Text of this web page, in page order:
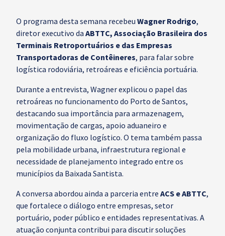
O programa desta semana recebeu Wagner Rodrigo,
diretor executivo da ABTTC, Associação Brasileira dos
Terminais Retroportuários e das Empresas
Transportadoras de Contêineres, para falar sobre
logística rodoviária, retroáreas e eficiência portuária.
Durante a entrevista, Wagner explicou o papel das
retroáreas no funcionamento do Porto de Santos,
destacando sua importância para armazenagem,
movimentação de cargas, apoio aduaneiro e
organização do fluxo logístico. O tema também passa
pela mobilidade urbana, infraestrutura regional e
necessidade de planejamento integrado entre os
municípios da Baixada Santista.
A conversa abordou ainda a parceria entre ACS e ABTTC,
que fortalece o diálogo entre empresas, setor
portuário, poder público e entidades representativas. A
atuação conjunta contribui para discutir soluções